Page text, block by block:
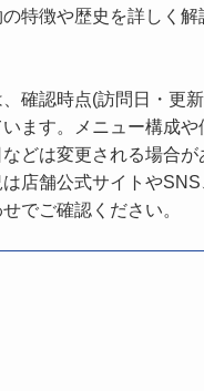
特徴や歴史を詳しく解
確認時点(訪問日・更
ます。メニュー構成や
どは変更される場合が
店舗公式サイトや
でご確認ください。